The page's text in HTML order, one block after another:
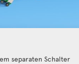
separaten Schalter